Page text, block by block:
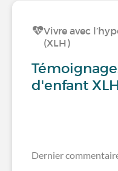
Vivre avec
(XLH)
d'enfant XLH
Dernier